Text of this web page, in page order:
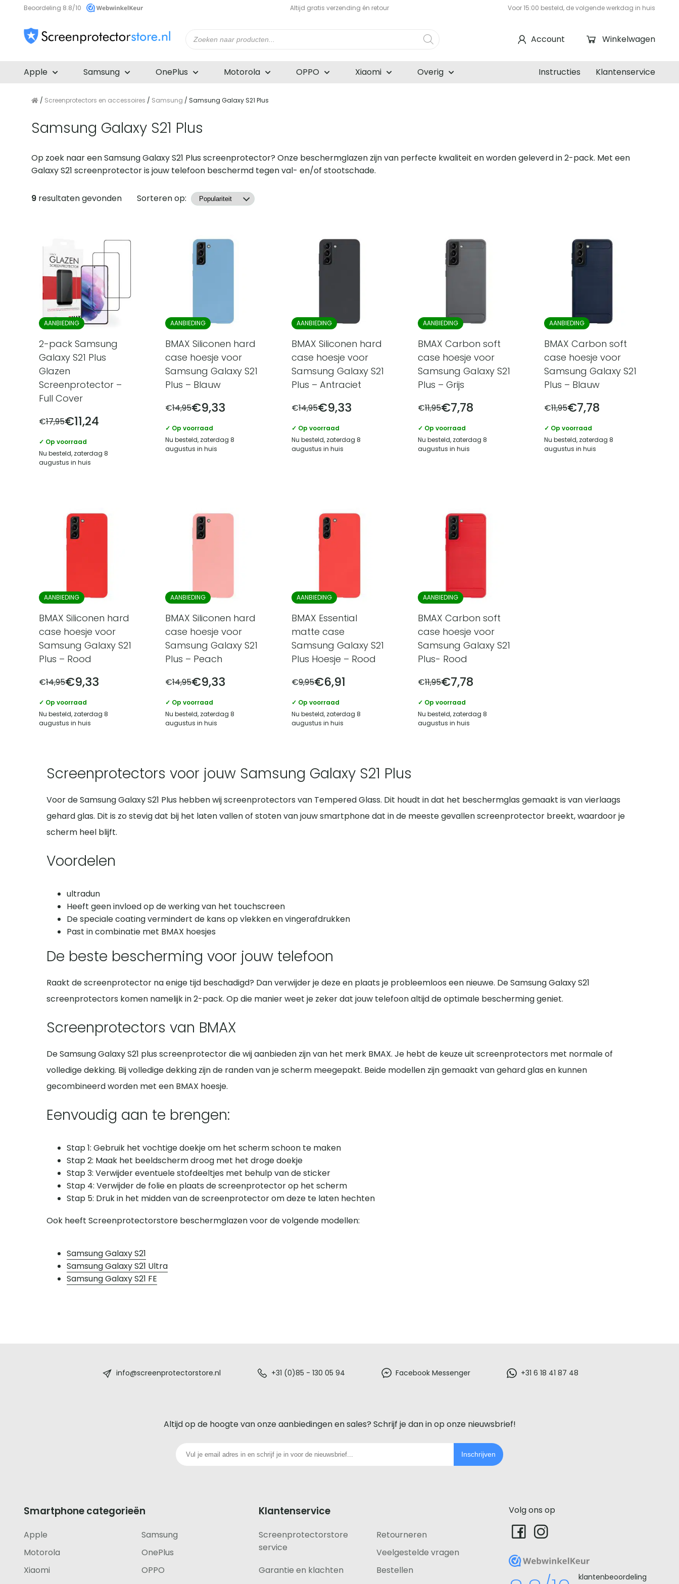
Beoordeling 8.8/10 Altijd gratis verzending én retour Voor 15:00 besteld, de volgende werkdag in huis
zoeken Winkelwagen
Account
Apple Samsung OnePlus Motorola OPPO Xiaomi Overig Klantenservice
Instructies
/ Screenprotectors en accessoires / Samsung / Samsung Galaxy S21 Plus
Samsung Galaxy S21 Plus
Op zoek naar een Samsung Galaxy S21 Plus screenprotector? Onze beschermglazen zijn van perfecte kwaliteit en worden geleverd in 2-pack. Met een
Galaxy S21 screenprotector is jouw telefoon beschermd tegen val- en/of stootschade.
Producten
9 resultaten gevonden Sorteren op:
AANBIEDING
2-pack Samsung
Galaxy S21 Plus
Glazen
Screenprotector –
Full Cover
€17,95€11,24
✓ Op voorraad
Nu besteld, zaterdag 8
augustus in huis
AANBIEDING
BMAX Siliconen hard
case hoesje voor
Samsung Galaxy S21
Plus – Blauw
€14,95€9,33
✓ Op voorraad
Nu besteld, zaterdag 8
augustus in huis
AANBIEDING
BMAX Siliconen hard
case hoesje voor
Samsung Galaxy S21
Plus – Antraciet
€14,95€9,33
✓ Op voorraad
Nu besteld, zaterdag 8
augustus in huis
AANBIEDING
BMAX Carbon soft
case hoesje voor
Samsung Galaxy S21
Plus – Grijs
€11,95€7,78
✓ Op voorraad
Nu besteld, zaterdag 8
augustus in huis
AANBIEDING
BMAX Carbon soft
case hoesje voor
Samsung Galaxy S21
Plus – Blauw
€11,95€7,78
✓ Op voorraad
Nu besteld, zaterdag 8
augustus in huis
AANBIEDING
BMAX Siliconen hard
case hoesje voor
Samsung Galaxy S21
Plus – Rood
€14,95€9,33
✓ Op voorraad
Nu besteld, zaterdag 8
augustus in huis
AANBIEDING
BMAX Siliconen hard
case hoesje voor
Samsung Galaxy S21
Plus – Peach
€14,95€9,33
✓ Op voorraad
Nu besteld, zaterdag 8
augustus in huis
AANBIEDING
BMAX Essential
matte case
Samsung Galaxy S21
Plus Hoesje – Rood
€9,95€6,91
✓ Op voorraad
Nu besteld, zaterdag 8
augustus in huis
AANBIEDING
BMAX Carbon soft
case hoesje voor
Samsung Galaxy S21
Plus- Rood
€11,95€7,78
✓ Op voorraad
Nu besteld, zaterdag 8
augustus in huis
Screenprotectors voor jouw Samsung Galaxy S21 Plus
Voor de Samsung Galaxy S21 Plus hebben wij screenprotectors van Tempered Glass. Dit houdt in dat het beschermglas gemaakt is van vierlaags
gehard glas. Dit is zo stevig dat bij het laten vallen of stoten van jouw smartphone dat in de meeste gevallen screenprotector breekt, waardoor je
scherm heel blijft.
Voordelen
ultradun
Heeft geen invloed op de werking van het touchscreen
De speciale coating vermindert de kans op vlekken en vingerafdrukken
Past in combinatie met BMAX hoesjes
De beste bescherming voor jouw telefoon
Raakt de screenprotector na enige tijd beschadigd? Dan verwijder je deze en plaats je probleemloos een nieuwe. De Samsung Galaxy S21
screenprotectors komen namelijk in 2-pack. Op die manier weet je zeker dat jouw telefoon altijd de optimale bescherming geniet.
Screenprotectors van BMAX
De Samsung Galaxy S21 plus screenprotector die wij aanbieden zijn van het merk BMAX. Je hebt de keuze uit screenprotectors met normale of
volledige dekking. Bij volledige dekking zijn de randen van je scherm meegepakt. Beide modellen zijn gemaakt van gehard glas en kunnen
gecombineerd worden met een BMAX hoesje.
Eenvoudig aan te brengen:
Stap 1: Gebruik het vochtige doekje om het scherm schoon te maken
Stap 2: Maak het beeldscherm droog met het droge doekje
Stap 3: Verwijder eventuele stofdeeltjes met behulp van de sticker
Stap 4: Verwijder de folie en plaats de screenprotector op het scherm
Stap 5: Druk in het midden van de screenprotector om deze te laten hechten
Ook heeft Screenprotectorstore beschermglazen voor de volgende modellen:
Samsung Galaxy S21
Samsung Galaxy S21 Ultra
Samsung Galaxy S21 FE
iedere
telefoon
footer
info@screenprotectorstore.nl +31 (0)85 - 130 05 94 Facebook Messenger +31 6 18 41 87 48
Altijd op de hoogte van onze aanbiedingen en sales? Schrijf je dan in op onze nieuwsbrief!
Inschrijven
Smartphone categorieën
Apple
Samsung
Motorola
OnePlus
Xiaomi
OPPO
Klantenservice
Screenprotectorstore
service
Retourneren
Veelgestelde vragen
Garantie en klachten
Bestellen
Volg ons op
WebwinkelKeur
klantenbeoordeling